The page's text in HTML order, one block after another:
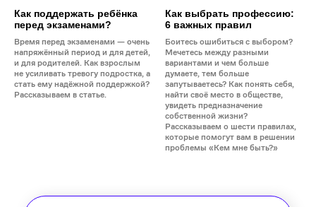
Как поддержать ребёнка
перед экзаменами?
Время перед экзаменами — очень
напряжённый период и для детей,
и для родителей. Как взрослым
не усиливать тревогу подростка, а
стать ему надёжной поддержкой?
Рассказываем в статье.
Как выбрать профессию:
6 важных правил
Боитесь ошибиться с выбором?
Мечетесь между разными
вариантами и чем больше
думаете, тем больше
запутываетесь? Как понять себя,
найти своё место в обществе,
увидеть предназначение
собственной жизни?
Рассказываем о шести правилах,
которые помогут вам в решении
проблемы «Кем мне быть?»